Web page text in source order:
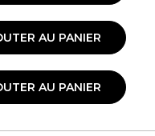
AU PANIER
AU PANIER